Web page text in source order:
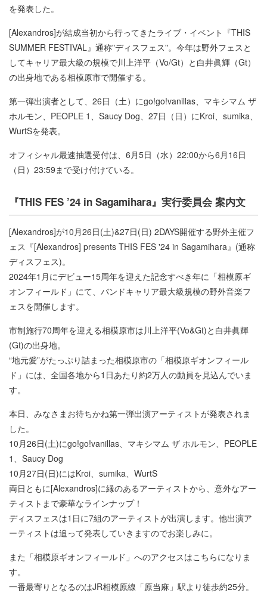
を発表した。
[Alexandros]が結成当初から行ってきたライブ・イベント『THIS
SUMMER FESTIVAL』通称"ディスフェス"。今年は野外フェスと
してキャリア最大級の規模で川上洋平（Vo/Gt）と白井眞輝（Gt）
の出身地である相模原市で開催する。
第一弾出演者として、26日（土）にgo!go!vanillas、マキシマム ザ
ホルモン、PEOPLE 1、Saucy Dog、27日（日）にKroi、sumika、
WurtSを発表。
オフィシャル最速抽選受付は、6月5日（水）22:00から6月16日
（日）23:59まで受け付けている。
『THIS FES ’24 in Sagamihara』実行委員会 案内文
[Alexandros]が10月26日(土)&27日(日) 2DAYS開催する野外主催フ
ェス『[Alexandros] presents THIS FES '24 in Sagamihara』(通称
ディスフェス)。
2024年1月にデビュー15周年を迎えた記念すべき年に「相模原ギ
オンフィールド」にて、バンドキャリア最大級規模の野外音楽フ
ェスを開催します。
市制施行70周年を迎える相模原市は川上洋平(Vo&Gt)と白井眞輝
(Gt)の出身地。
“地元愛”がたっぷり詰まった相模原市の「相模原ギオンフィール
ド」には、全国各地から1日あたり約2万人の動員を見込んでいま
す。
本日、みなさまお待ちかね第一弾出演アーティストが発表されま
した。
10月26日(土)にgo!go!vanillas、マキシマム ザ ホルモン、PEOPLE
1、Saucy Dog
10月27日(日)にはKroi、sumika、WurtS
両日ともに[Alexandros]に縁のあるアーティストから、意外なアー
ティストまで豪華なラインナップ！
ディスフェスは1日に7組のアーティストが出演します。他出演ア
ーティストは追って発表していきますのでお楽しみに。
また「相模原ギオンフィールド」へのアクセスはこちらになりま
す。
一番最寄りとなるのはJR相模原線「原当麻」駅より徒歩約25分。